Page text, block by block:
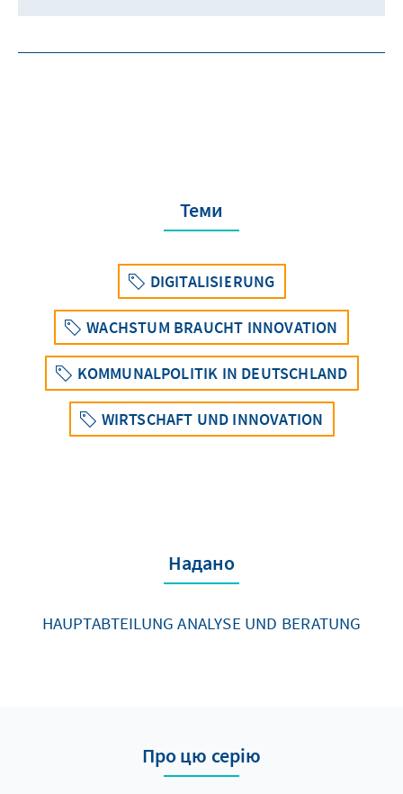
Теми
DIGITALISIERUNG
WACHSTUM BRAUCHT INNOVATION
KOMMUNALPOLITIK IN DEUTSCHLAND
WIRTSCHAFT UND INNOVATION
Надано
HAUPTABTEILUNG ANALYSE UND BERATUNG
Про цю серію